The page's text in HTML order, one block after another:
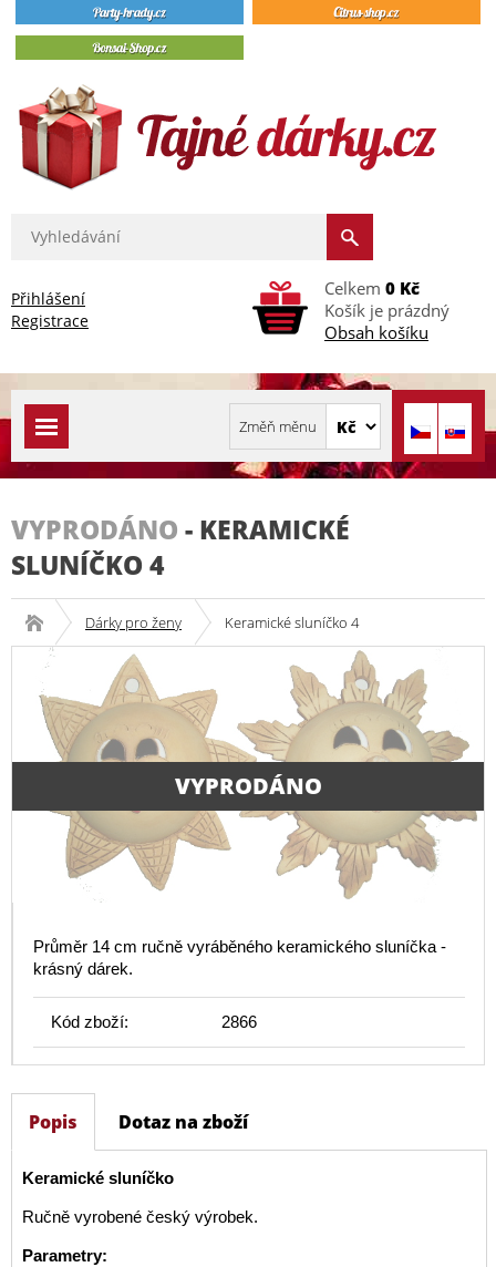
Přihlášení
Registrace
Celkem 0 Kč
Košík je prázdný
Obsah košíku
VYPRODÁNO - KERAMICKÉ
SLUNÍČKO 4
Dárky pro ženy Keramické sluníčko 4
VYPRODÁNO
Průměr 14 cm ručně vyráběného keramického sluníčka -
krásný dárek.
Kód zboží: 2866
Popis Dotaz na zboží
Keramické sluníčko
Ručně vyrobené český výrobek.
Parametry: